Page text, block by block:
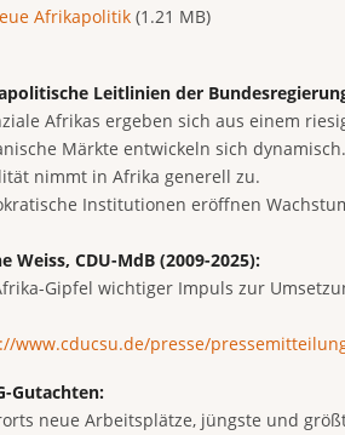
Afrikapolitik (1.21 MB)
Leitlinien der
Afrikas ergeben sich aus einem
Märkte entwickeln sich dynamisch.
nimmt in Afrika generell zu.
Institutionen eröffnen
Weiss, CDU-MdB (2009-2025):
Gipfel wichtiger Impuls zur
www.cducsu.de/presse/
Gutachten:
neue Arbeitsplätze, jüngste und